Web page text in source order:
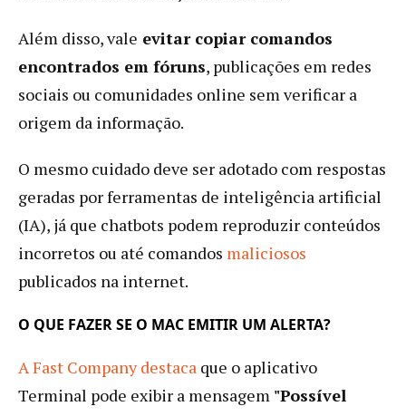
Além disso, vale evitar copiar comandos
encontrados em fóruns, publicações em redes
sociais ou comunidades online sem verificar a
origem da informação.
O mesmo cuidado deve ser adotado com respostas
geradas por ferramentas de inteligência artificial
(IA), já que chatbots podem reproduzir conteúdos
incorretos ou até comandos maliciosos
publicados na internet.
O QUE FAZER SE O MAC EMITIR UM ALERTA?
A Fast Company destaca que o aplicativo
Terminal pode exibir a mensagem "Possível